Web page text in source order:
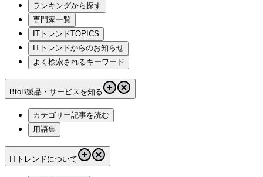
ランキングから探す
専門家一覧
ITトレンドTOPICS
ITトレンドからのお知らせ
よく検索されるキーワード
BtoB製品・サービスを知る
カテゴリー記事を読む
用語集
ITトレンドについて